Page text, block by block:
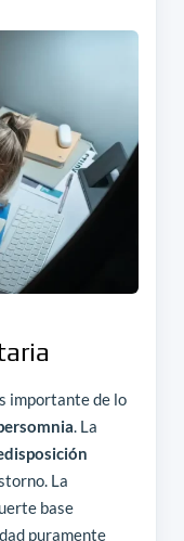
importante de lo
. La
La
base
puramente